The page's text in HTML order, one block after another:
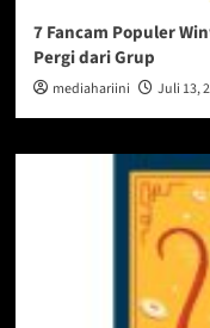
7 Fancam Populer
Pergi dari Grup
mediahariini Juli 13,